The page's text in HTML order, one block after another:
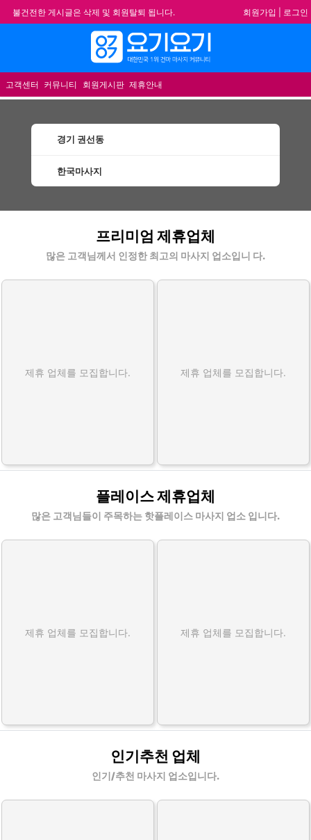
불건전한 게시글은 삭제 및 회원탈퇴 됩니다.
합법적이고 건전한 업체와 광고를 제휴합니다.
★요기요기 설 연휴 휴무 안내★
★ 요기요기 업체회원 안내사항 ★
회원가입 로그인
고객센터 커뮤니티 회원게시판 제휴안내
경기 권선동
한국마사지
프리미엄 제휴업체
많은 고객님께서 인정한 최고의 마사지 업소입니 다.
제휴 업체를 모집합니다. 제휴 업체를 모집합니다.
플레이스 제휴업체
많은 고객님들이 주목하는 핫플레이스 마사지 업소 입니다.
제휴 업체를 모집합니다. 제휴 업체를 모집합니다.
인기추천 업체
인기/추천 마사지 업소입니다.